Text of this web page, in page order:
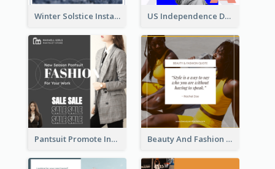
Winter Solstice Instagram Post US Independence Day Instagram Post
Pantsuit Promote Instagram Post Beauty And Fashion Inspirational Quote Instagram Post